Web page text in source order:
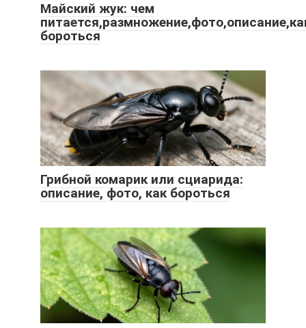
Майский жук: чем
бороться
Грибной комарик или сциарида:
описание, фото, как бороться